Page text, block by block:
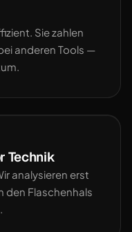
Sie zahlen
anderen Tools —
Technik
analysieren erst
den Flaschenhals